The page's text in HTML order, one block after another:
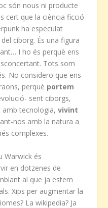
són nous ni producte
cert que la ciència ficció
ha especulat
cíborg. És una figura
I ho és perquè ens
Tots som
No considero que ens
perquè portem
sent ciborgs,
amb tecnologia,vivint
nos amb la natura a
complexes.
Warwick és
en dotzenes de
al que ja estem
Xips per augmentar la
La wikipedia? Ja